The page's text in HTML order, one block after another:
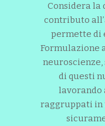
Considera la
contributo
permette di
Formulazione
di questi
lavorando
raggruppati in